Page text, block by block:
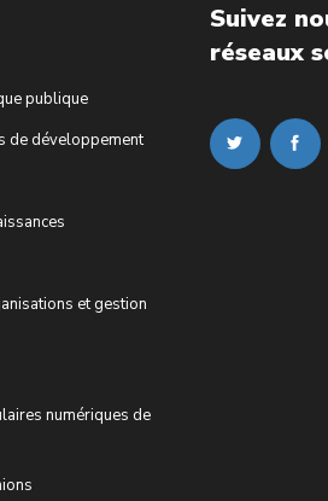
publique
de développement
et gestion
numériques de
Suivez
réseaux